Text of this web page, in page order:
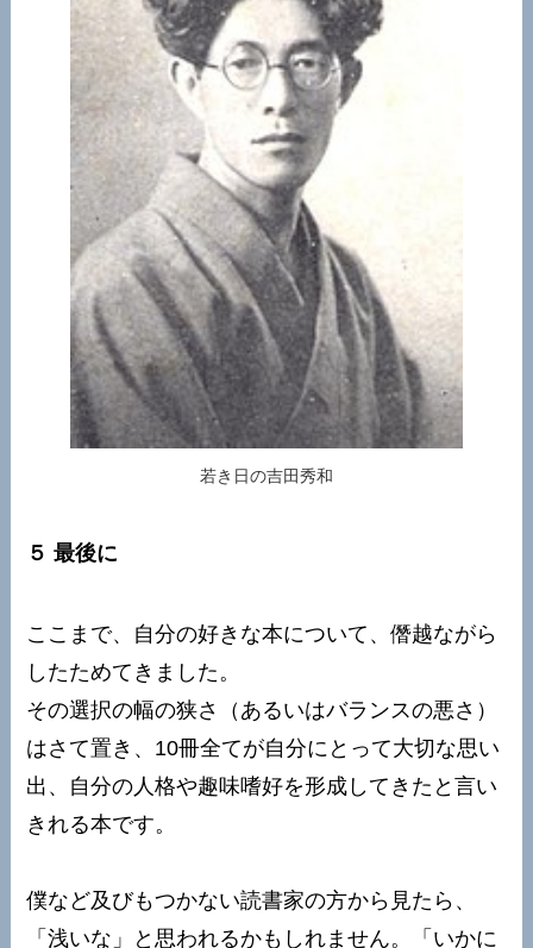
若き日の吉田秀和
５ 最後に
ここまで、自分の好きな本について、僭越ながら
したためてきました。
その選択の幅の狭さ（あるいはバランスの悪さ）
はさて置き、10冊全てが自分にとって大切な思い
出、自分の人格や趣味嗜好を形成してきたと言い
きれる本です。
僕など及びもつかない読書家の方から見たら、
「浅いな」と思われるかもしれません。「いかに